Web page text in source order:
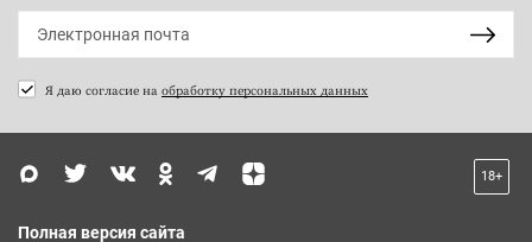
Я даю согласие на обработку персональных данных
18+
Полная версия сайта